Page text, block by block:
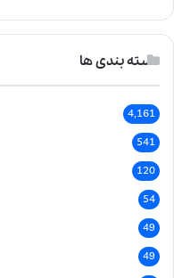
دسته بندی ها
4,161
541
120
54
49
49